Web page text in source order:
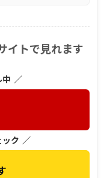
イトで見れます
中 ／
ック ／